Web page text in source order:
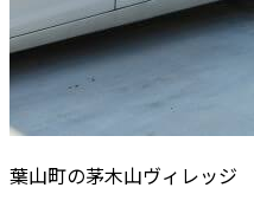
葉山町の茅木山ヴィレッジ